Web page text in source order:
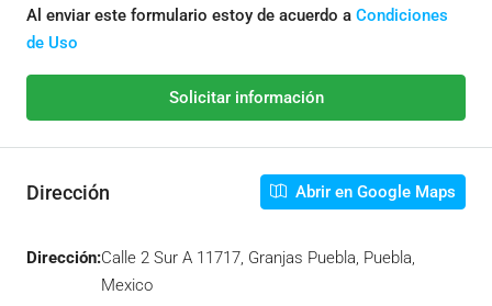
Al enviar este formulario estoy de acuerdo a Condiciones
de Uso
Solicitar información
Dirección Abrir en Google Maps
Dirección:Calle 2 Sur A 11717, Granjas Puebla, Puebla,
Mexico